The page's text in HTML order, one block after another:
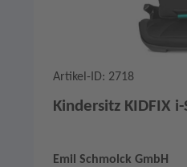
Artikel-ID: 2718
Emil Schmolck GmbH